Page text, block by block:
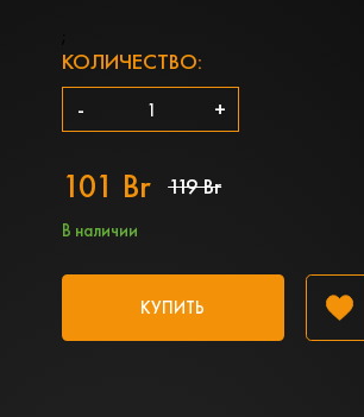
КОЛИЧЕСТВО:
-
+
101 Br 119 Br
В наличии
КУПИТЬ